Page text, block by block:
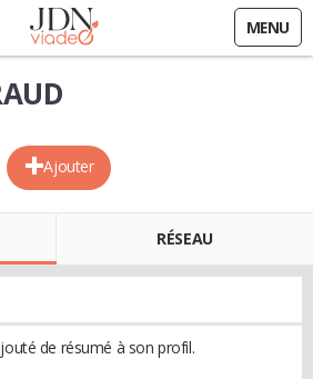
MENU
Ajouter
RÉSEAU
de résumé à son profil.